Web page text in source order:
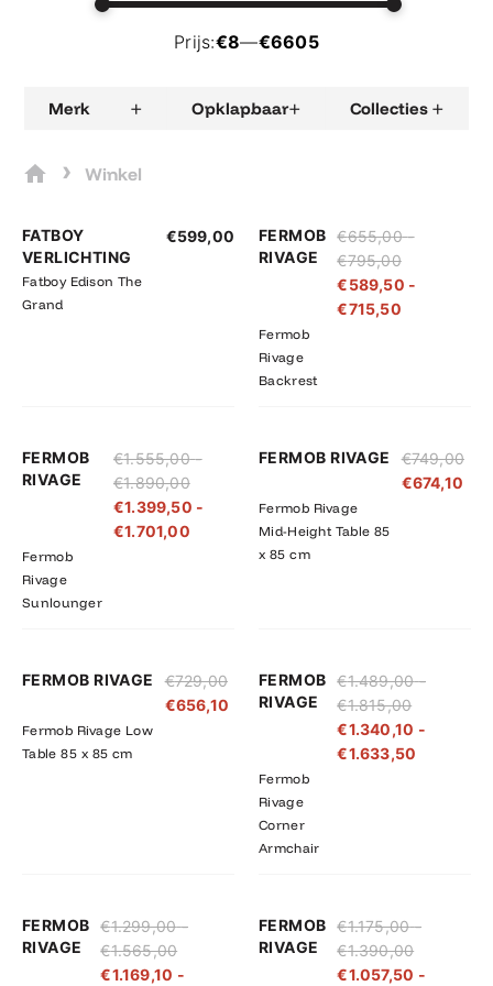
Prijs:€8—€6605
Merk + Opklapbaar+ Collecties +
› Winkel
FATBOY
VERLICHTING
Fatboy Edison The
Grand
€599,00
FERMOB
RIVAGE
Fermob
Rivage
Backrest
€655,00 -
€795,00
€655,00
tot
€795,00
€589,50 -
€715,50
€589,50
tot
€715,50
FERMOB
RIVAGE
Fermob
Rivage
Sunlounger
€1.555,00 -
€1.890,00
€1.555,00
tot
€1.890,00
€1.399,50 -
€1.701,00
€1.399,50
tot
€1.701,00
FERMOB RIVAGE
Fermob Rivage
Mid-Height Table 85
x 85 cm
€749,00
€674,10
FERMOB RIVAGE
Fermob Rivage Low
Table 85 x 85 cm
€729,00
€656,10
FERMOB
RIVAGE
Fermob
Rivage
Corner
Armchair
€1.489,00 -
€1.815,00
€1.489,00
tot
€1.815,00
€1.340,10 -
€1.633,50
€1.340,10
FERMOB
RIVAGE
€1.299,00 -
€1.565,00
€1.299,00
tot
€1.565,00
€1.169,10 -
€1.169,10
€1.408,50
FERMOB
RIVAGE
€1.175,00 -
€1.390,00
€1.175,00
tot
€1.390,00
€1.057,50 -
€1.057,50
tot
€1.251,00